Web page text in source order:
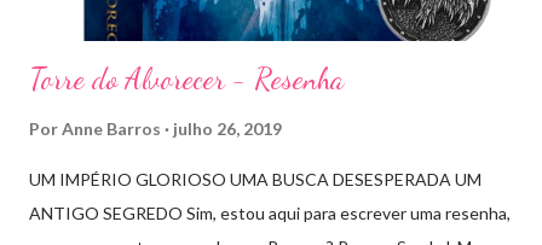
Torre do Alvorecer - Resenha
PorAnne Barros julho 26, 2019
UM IMPÉRIO GLORIOSO UMA BUSCA DESESPERADA UM
ANTIGO SEGREDO Sim, estou aqui para escrever uma resenha,